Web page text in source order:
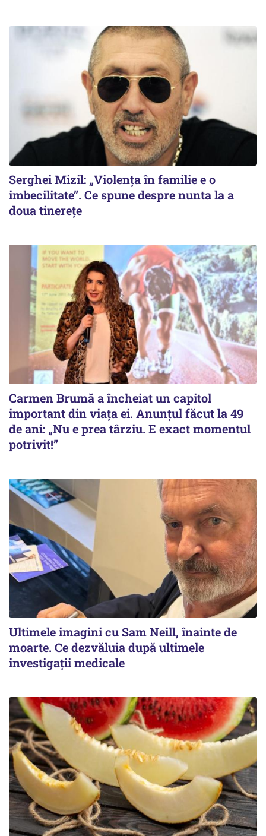
Serghei Mizil: „Violența în familie e o
imbecilitate”. Ce spune despre nunta la a
doua tinerețe
Carmen Brumă a încheiat un capitol
important din viața ei. Anunțul făcut la 49
de ani: „Nu e prea târziu. E exact momentul
potrivit!”
Ultimele imagini cu Sam Neill, înainte de
moarte. Ce dezvăluia după ultimele
investigații medicale